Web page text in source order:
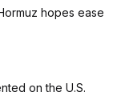
hopes ease
on the U.S.